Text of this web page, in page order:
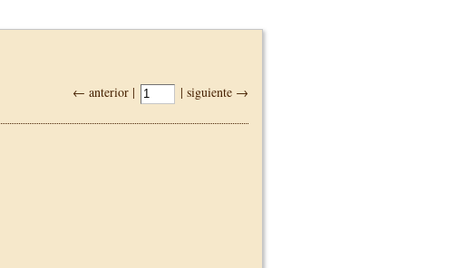
← anterior | | siguiente →